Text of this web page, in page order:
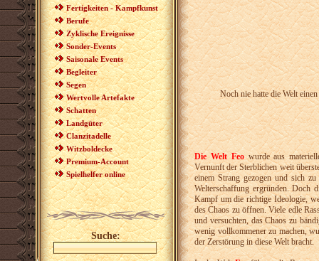
Fertigkeiten - Kampfkunst
Berufe
Zyklische Ereignisse
Sonder-Events
Saisonale Events
Begleiter
Segen
Wertvolle Artefakte
Schatten
Landgüter
Clanzitadelle
Witzboldecke
Premium-Account
Spielhelfer online
Suche:
Noch nie hatte die Welt
Die Welt Feowurde aus
Vernunft der Sterblichen weit
einem Strang gezogen und sich
Welterschaffung ergründen. Doch
Kampf um die richtige Ideologie,
des Chaos zu öffnen. Viele edle
und versuchten, das Chaos zu
wenig vollkommener zu machen,
der Zerstörung in diese Welt bracht.